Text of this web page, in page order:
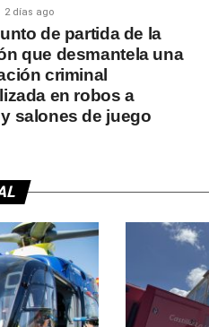
2 días ago
de partida de la
que desmantela una
criminal
en robos a
salones de juego